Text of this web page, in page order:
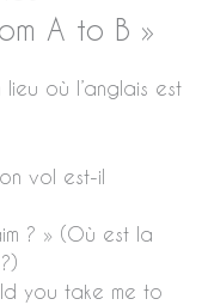
A to B »
où l’anglais est
vol est-il
? » (Où est la
you take me to